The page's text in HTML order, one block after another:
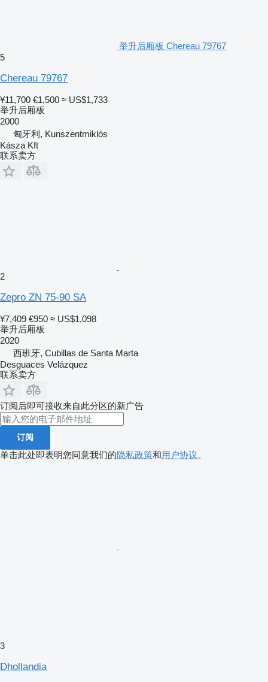
举升后厢板 Chereau 79767
5
Chereau 79767
¥11,700 €1,500 ≈ US$1,733
举升后厢板
2000
匈牙利, Kunszentmiklós
Kásza Kft
联系卖方
2
Zepro ZN 75-90 SA
¥7,409 €950 ≈ US$1,098
举升后厢板
2020
西班牙, Cubillas de Santa Marta
Desguaces Velázquez
联系卖方
订阅后即可接收来自此分区的新广告
订阅
单击此处即表明您同意我们的隐私政策和用户协议。
3
Dhollandia